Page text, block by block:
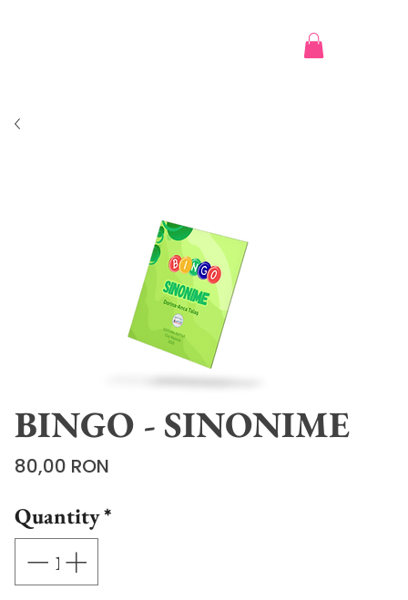
BINGO - SINONIME
80,00 RON
Quantity*